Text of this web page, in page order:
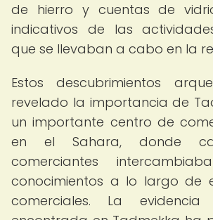
de hierro y cuentas de
indicativos de las
que se llevaban a cabo en la
Estos descubrimientos
revelado la importancia de
un importante centro de
en el Sahara, donde
comerciantes
conocimientos a lo largo de
comerciales. La evidencia